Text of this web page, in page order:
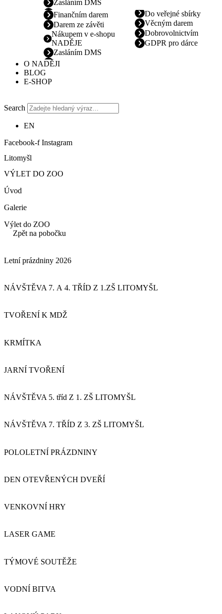
Zasláním DMS
Finančním darem
Darem ze závěti
Nákupem v e-shopu
NADĚJE
Zasláním DMS
Do veřejné sbírky
Věcným darem
Dobrovolnictvím
GDPR pro dárce
O NADĚJI
BLOG
E-SHOP
Search
EN
Facebook-f Instagram
Litomyšl
VÝLET DO ZOO
Úvod
Galerie
Výlet do ZOO
Zpět na pobočku
Letní prázdniny 2026
NÁVŠTĚVA 7. A 4. TŘÍD Z 1.ZŠ LITOMYŠL
TVOŘENÍ K MDŽ
KRMÍTKA
JARNÍ TVOŘENÍ
NÁVŠTĚVA 5. tříd Z 1. ZŠ LITOMYŠL
NÁVŠTĚVA 7. TŘÍD Z 3. ZŠ LITOMYŠL
POLOLETNÍ PRÁZDNINY
DEN OTEVŘENÝCH DVEŘÍ
VENKOVNÍ HRY
LASER GAME
TÝMOVÉ SOUTĚŽE
VODNÍ BITVA